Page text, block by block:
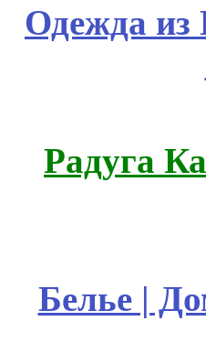
Одежда из
Радуга
Белье |